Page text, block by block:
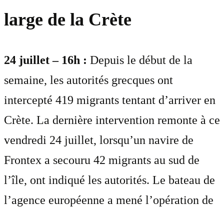
large de la Crète
24 juillet – 16h : Depuis le début de la
semaine, les autorités grecques ont
intercepté 419 migrants tentant d’arriver en
Crète. La dernière intervention remonte à ce
vendredi 24 juillet, lorsqu’un navire de
Frontex a secouru 42 migrants au sud de
l’île, ont indiqué les autorités. Le bateau de
l’agence européenne a mené l’opération de